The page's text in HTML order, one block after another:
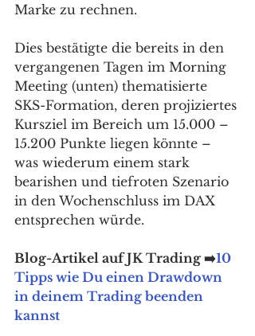
Marke zu rechnen.
Dies bestätigte die bereits in den
vergangenen Tagen im Morning
Meeting (unten) thematisierte
SKS-Formation, deren projiziertes
Kursziel im Bereich um 15.000 –
15.200 Punkte liegen könnte –
was wiederum einem stark
bearishen und tiefroten Szenario
in den Wochenschluss im DAX
entsprechen würde.
Blog-Artikel auf JK Trading ➡️10
Tipps wie Du einen Drawdown
in deinem Trading beenden
kannst